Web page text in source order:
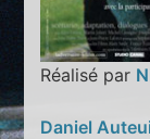
Réalisé par
Daniel